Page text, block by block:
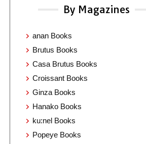
By Magazines
anan Books
Brutus Books
Casa Brutus Books
Croissant Books
Ginza Books
Hanako Books
ku:nel Books
Popeye Books